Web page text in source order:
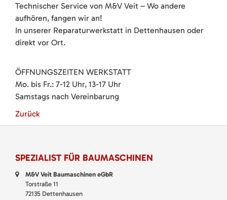
Technischer Service von M&V Veit – Wo andere
aufhören, fangen wir an!
In unserer Reparaturwerkstatt in Dettenhausen oder
direkt vor Ort.
ÖFFNUNGSZEITEN WERKSTATT
Mo. bis Fr.: 7-12 Uhr, 13-17 Uhr
Samstags nach Vereinbarung
Zurück
SPEZIALIST FÜR BAUMASCHINEN
M&V Veit Baumaschinen eGbR
Torstraße 11
72135 Dettenhausen